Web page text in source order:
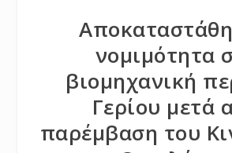
νομιμότητα
βιομηχανική
Γερίου μετά
παρέμβαση του